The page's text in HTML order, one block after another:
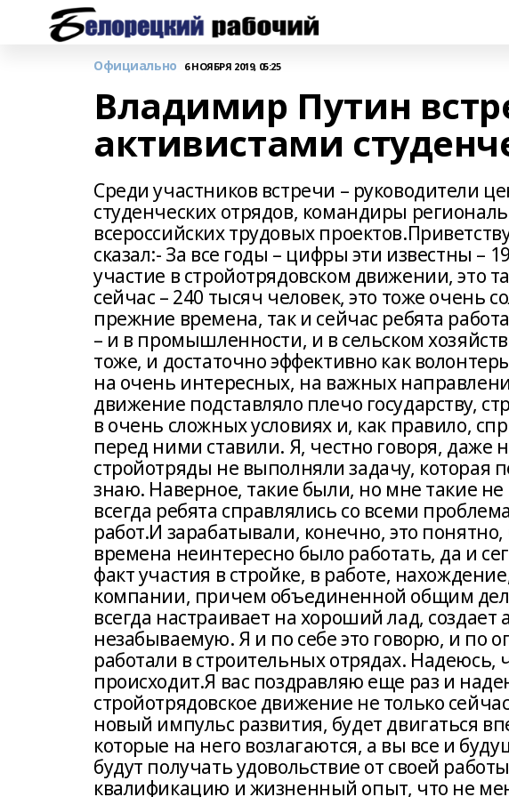
Официально 6 НОЯБРЯ 2019, 05:25
Владимир Путин
активистами
Среди участников встречи – руководители
студенческих отрядов, командиры
всероссийских трудовых
сказал:- За все годы – цифры эти известны –
участие в стройотрядовском движении, это
сейчас – 240 тысяч человек, это тоже очень
прежние времена, так и сейчас ребята
– и в промышленности, и в сельском
тоже, и достаточно эффективно как
на очень интересных, на важных
движение подставляло плечо государству,
в очень сложных условиях и, как правило,
перед ними ставили. Я, честно говоря, даже
стройотряды не выполняли задачу, которая
знаю. Наверное, такие были, но мне такие не
всегда ребята справлялись со всеми
работ.И зарабатывали, конечно, это
времена неинтересно было работать, да и
факт участия в стройке, в работе,
компании, причем объединенной общим
всегда настраивает на хороший лад,
незабываемую. Я и по себе это говорю, и по
работали в строительных отрядах. Надеюсь,
происходит.Я вас поздравляю еще раз и
стройотрядовское движение не только
новый импульс развития, будет двигаться
которые на него возлагаются, а вы все и
будут получать удовольствие от своей
квалификацию и жизненный опыт, что не